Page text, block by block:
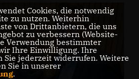
Cookies, die notwendig
zu nutzen. Weiterhin
von Drittanbietern, die uns
zu verbessern (Website-
Verwendung bestimmter
Ihre Einwilligung. Ihre
Sie jederzeit widerrufen. Weitere
Sie in unserer
.